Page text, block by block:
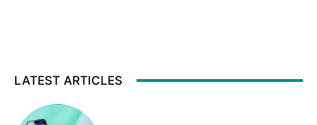
LATEST ARTICLES